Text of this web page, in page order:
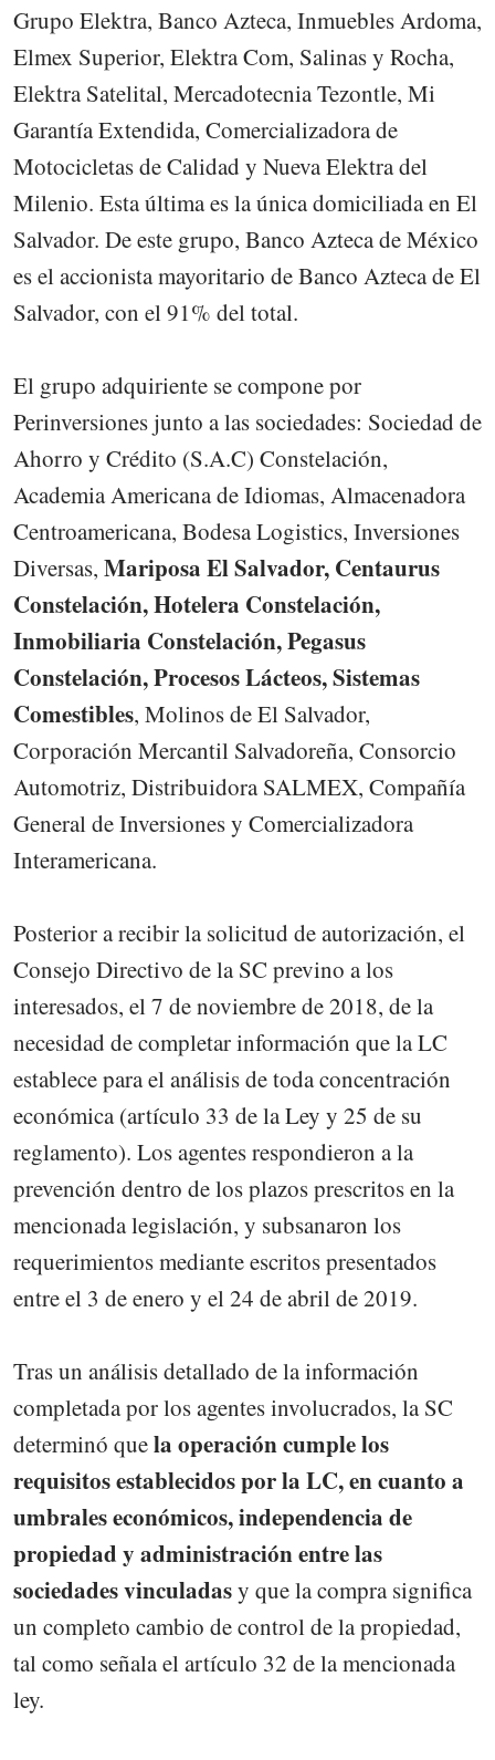
Grupo Elektra, Banco Azteca, Inmuebles Ardoma,
Elmex Superior, Elektra Com, Salinas y Rocha,
Elektra Satelital, Mercadotecnia Tezontle, Mi
Garantía Extendida, Comercializadora de
Motocicletas de Calidad y Nueva Elektra del
Milenio. Esta última es la única domiciliada en El
Salvador. De este grupo, Banco Azteca de México
es el accionista mayoritario de Banco Azteca de El
Salvador, con el 91% del total.
El grupo adquiriente se compone por
Perinversiones junto a las sociedades: Sociedad de
Ahorro y Crédito (S.A.C) Constelación,
Academia Americana de Idiomas, Almacenadora
Centroamericana, Bodesa Logistics, Inversiones
Diversas, Mariposa El Salvador, Centaurus
Constelación, Hotelera Constelación,
Inmobiliaria Constelación, Pegasus
Constelación, Procesos Lácteos, Sistemas
Comestibles, Molinos de El Salvador,
Corporación Mercantil Salvadoreña, Consorcio
Automotriz, Distribuidora SALMEX, Compañía
General de Inversiones y Comercializadora
Interamericana.
Posterior a recibir la solicitud de autorización, el
Consejo Directivo de la SC previno a los
interesados, el 7 de noviembre de 2018, de la
necesidad de completar información que la LC
establece para el análisis de toda concentración
económica (artículo 33 de la Ley y 25 de su
reglamento). Los agentes respondieron a la
prevención dentro de los plazos prescritos en la
mencionada legislación, y subsanaron los
requerimientos mediante escritos presentados
entre el 3 de enero y el 24 de abril de 2019.
Tras un análisis detallado de la información
completada por los agentes involucrados, la SC
determinó quela operación cumple los
requisitos establecidos por la LC, en cuanto a
umbrales económicos, independencia de
propiedad y administración entre las
sociedades vinculadasy que la compra significa
un completo cambio de control de la propiedad,
tal como señala el artículo 32 de la mencionada
ley.